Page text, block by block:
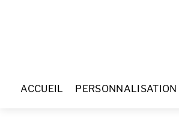
ACCUEIL PERSONNALISATION